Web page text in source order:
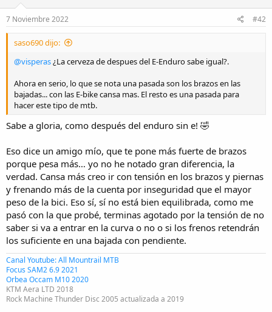
n
e
s
7 Noviembre 2022 #42
saso690 dijo:
@visperas¿La cerveza de despues del E-Enduro sabe igual?.
Ahora en serio, lo que se nota una pasada son los brazos en las
bajadas... con las E-bike cansa mas. El resto es una pasada para
hacer este tipo de mtb.
Sabe a gloria, como después del enduro sin e! 🤣
Eso dice un amigo mío, que te pone más fuerte de brazos
porque pesa más… yo no he notado gran diferencia, la
verdad. Cansa más creo ir con tensión en los brazos y piernas
y frenando más de la cuenta por inseguridad que el mayor
peso de la bici. Eso sí, sí no está bien equilibrada, como me
pasó con la que probé, terminas agotado por la tensión de no
saber si va a entrar en la curva o no o si los frenos retendrán
los suficiente en una bajada con pendiente.
Canal Youtube: All Mountrail MTB
Focus SAM2 6.9 2021
Orbea Occam M10 2020
KTM Aera LTD 2018
Rock Machine Thunder Disc 2005 actualizada a 2019